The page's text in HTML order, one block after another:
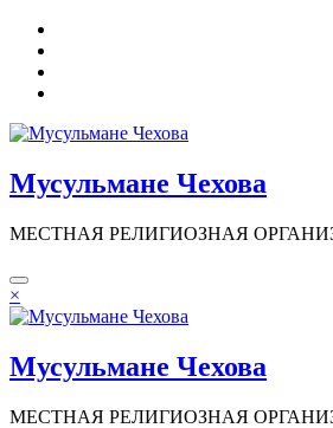
Перейти
содержимому
Мусульмане Чехова
МЕСТНАЯ РЕЛИГИОЗНАЯ
×
Мусульмане Чехова
МЕСТНАЯ РЕЛИГИОЗНАЯ